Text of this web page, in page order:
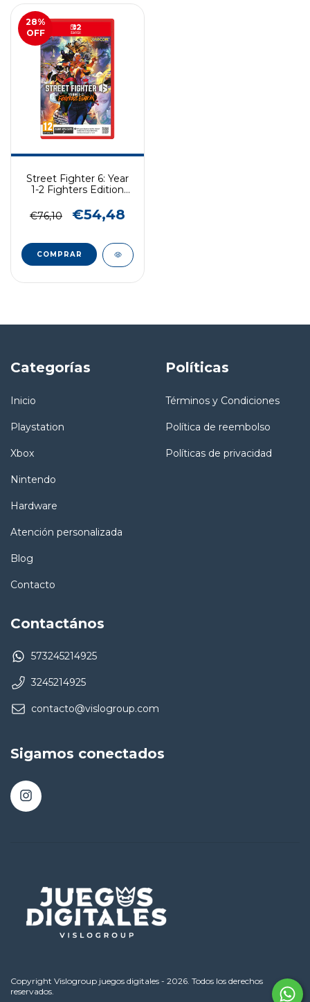
28%
OFF
Street Fighter 6: Year
1-2 Fighters Edition
€76,10
€54,48
COMPRAR
Categorías
Inicio
Playstation
Xbox
Nintendo
Hardware
Atención personalizada
Blog
Contacto
Políticas
Términos y Condiciones
Política de reembolso
Políticas de privacidad
Contactános
573245214925
3245214925
contacto@vislogroup.com
Sigamos conectados
Copyright Vislogroup juegos digitales - 2026. Todos los derechos
reservados.